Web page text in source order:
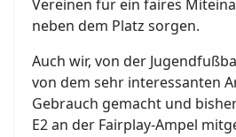
Vereinen für ein faires
neben dem Platz sorgen.
Auch wir, von der
von dem sehr interessanten
Gebrauch gemacht und
E2 an der Fairplay-Ampel